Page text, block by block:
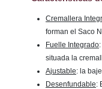
Cremallera
forman el Saco
Fuelle Integrado
situada la
Ajustable: la
Desenfundable: